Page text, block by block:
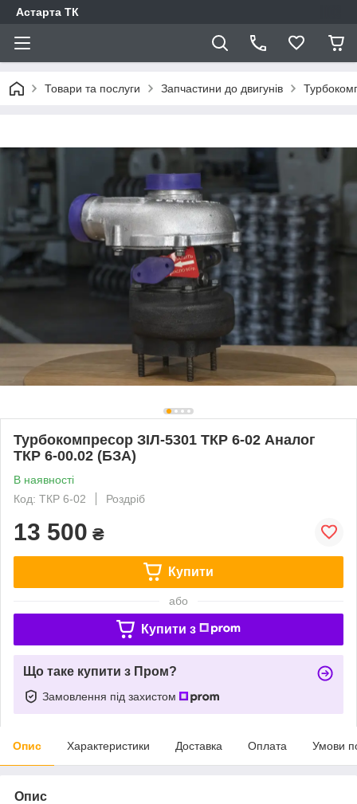
Астарта ТК
Товари та послуги Запчастини до двигунів
Турбокомпресор ЗІЛ-5301 ТКР 6-02 Аналог
ТКР 6-00.02 (БЗА)
В наявності
Код: ТКР 6-02
Роздріб
13 500 ₴
Купити
або
Купити з
Що таке купити з Пром?
Замовлення під захистом
Опис Характеристики Доставка Оплата Умови
Опис